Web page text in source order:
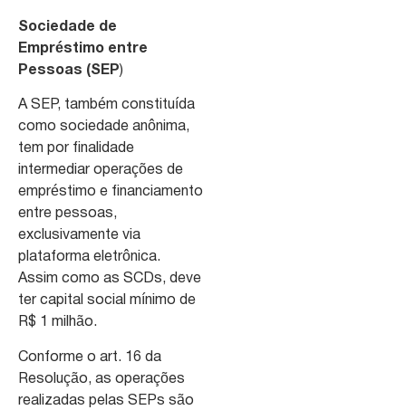
Sociedade de
Empréstimo entre
Pessoas (SEP)
A SEP, também constituída
como sociedade anônima,
tem por finalidade
intermediar operações de
empréstimo e financiamento
entre pessoas,
exclusivamente via
plataforma eletrônica.
Assim como as SCDs, deve
ter capital social mínimo de
R$ 1 milhão.
Conforme o art. 16 da
Resolução, as operações
realizadas pelas SEPs são